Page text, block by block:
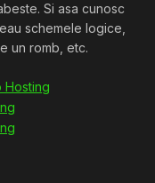
Si asa cunosc
schemele logice,
un romb, etc.
Hosting